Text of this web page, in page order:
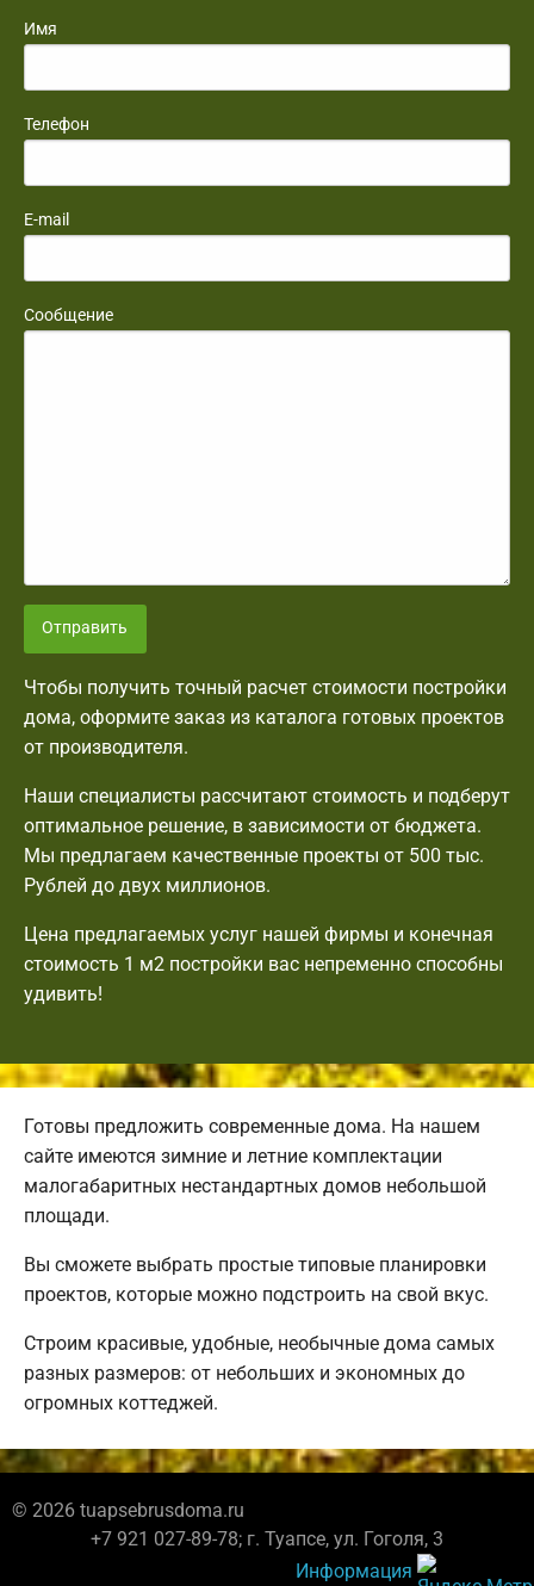
Имя
Телефон
E-mail
Сообщение
Отправить
Чтобы получить точный расчет стоимости постройки
дома, оформите заказ из каталога готовых проектов
от производителя.
Наши специалисты рассчитают стоимость и подберут
оптимальное решение, в зависимости от бюджета.
Мы предлагаем качественные проекты от 500 тыс.
Рублей до двух миллионов.
Цена предлагаемых услуг нашей фирмы и конечная
стоимость 1 м2 постройки вас непременно способны
удивить!
Готовы предложить современные дома. На нашем
сайте имеются зимние и летние комплектации
малогабаритных нестандартных домов небольшой
площади.
Вы сможете выбрать простые типовые планировки
проектов, которые можно подстроить на свой вкус.
Строим красивые, удобные, необычные дома самых
разных размеров: от небольших и экономных до
огромных коттеджей.
© 2026 tuapsebrusdoma.ru
+7 921 027-89-78; г. Туапсе, ул. Гоголя, 3
Информация